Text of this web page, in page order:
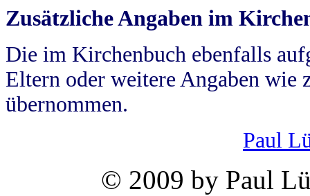
Zusätzliche Angaben im
Die im Kirchenbuch ebenfalls
Eltern oder weitere Angaben wie
übernommen.
Paul
© 2009 by Paul